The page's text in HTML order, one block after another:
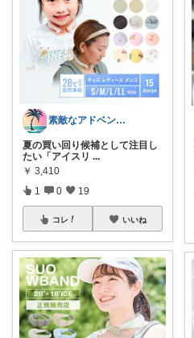
素敵なアドベンチャー🌿
夏の買い回り候補として注目し
たい「アイスリ ...
￥ 3,410
1 0 19
コレ いいね